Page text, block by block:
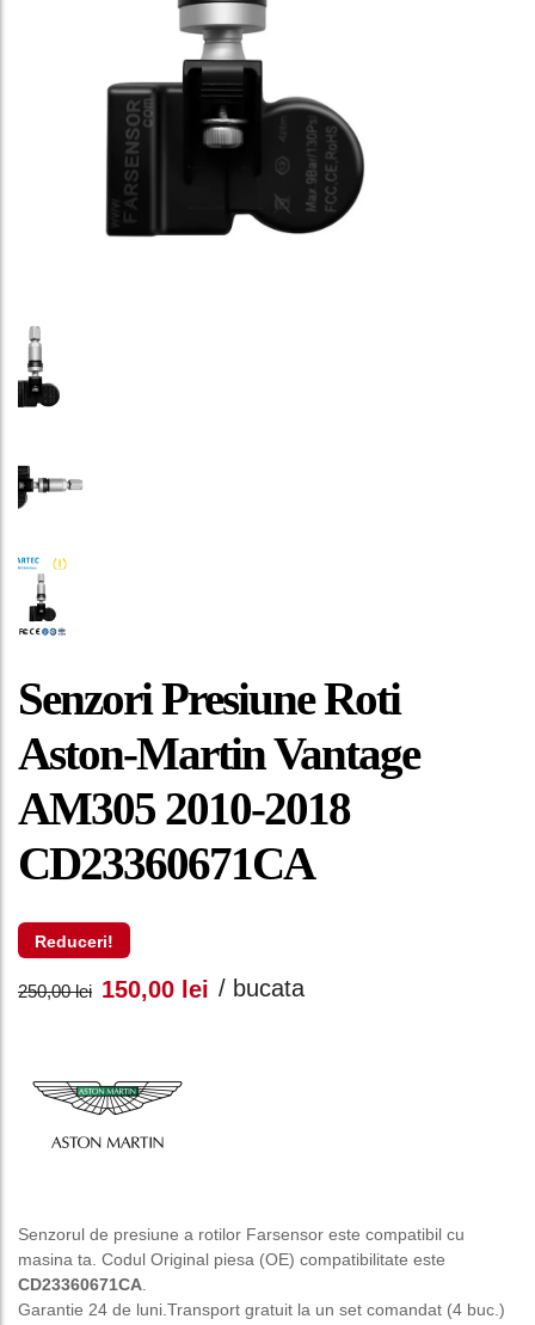
Senzori Presiune Roti
Aston-Martin Vantage
AM305 2010-2018
CD23360671CA
Reduceri!
250,00lei Prețul
a
fost:
150,00 lei Prețul
/ bucata
Senzorul de presiune a rotilor Farsensor este compatibil cu
masina ta. Codul Original piesa (OE) compatibilitate este
CD23360671CA
Garantie 24 de luni.Transport gratuit la un set comandat (4 buc.)